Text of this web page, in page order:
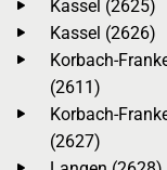
Kassel (2625)
Kassel (2626)
Korbach-
(2611)
Korbach-
(2627)